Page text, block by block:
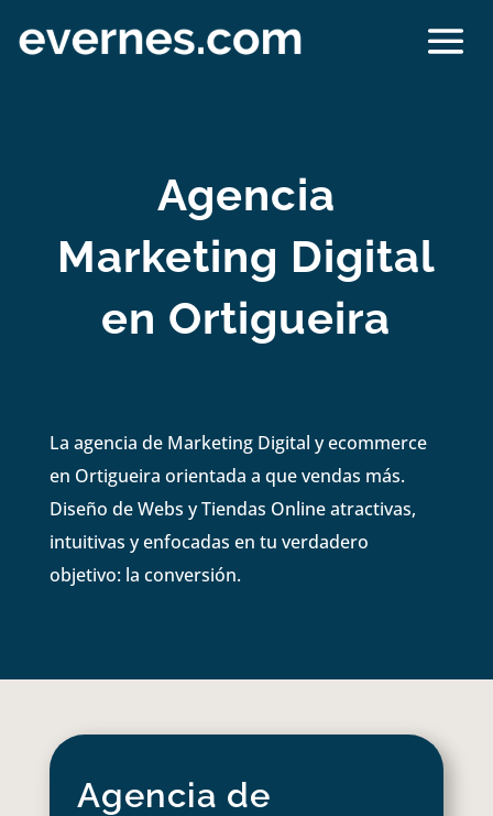
Agencia
Marketing Digital
en Ortigueira
La agencia de Marketing Digital y ecommerce
en Ortigueira orientada a que vendas más.
Diseño de Webs y Tiendas Online atractivas,
intuitivas y enfocadas en tu verdadero
objetivo: la conversión.
Agencia de